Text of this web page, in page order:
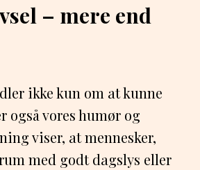
– mere end
ikke kun om at kunne
også vores humør og
viser, at mennesker,
med godt dagslys eller